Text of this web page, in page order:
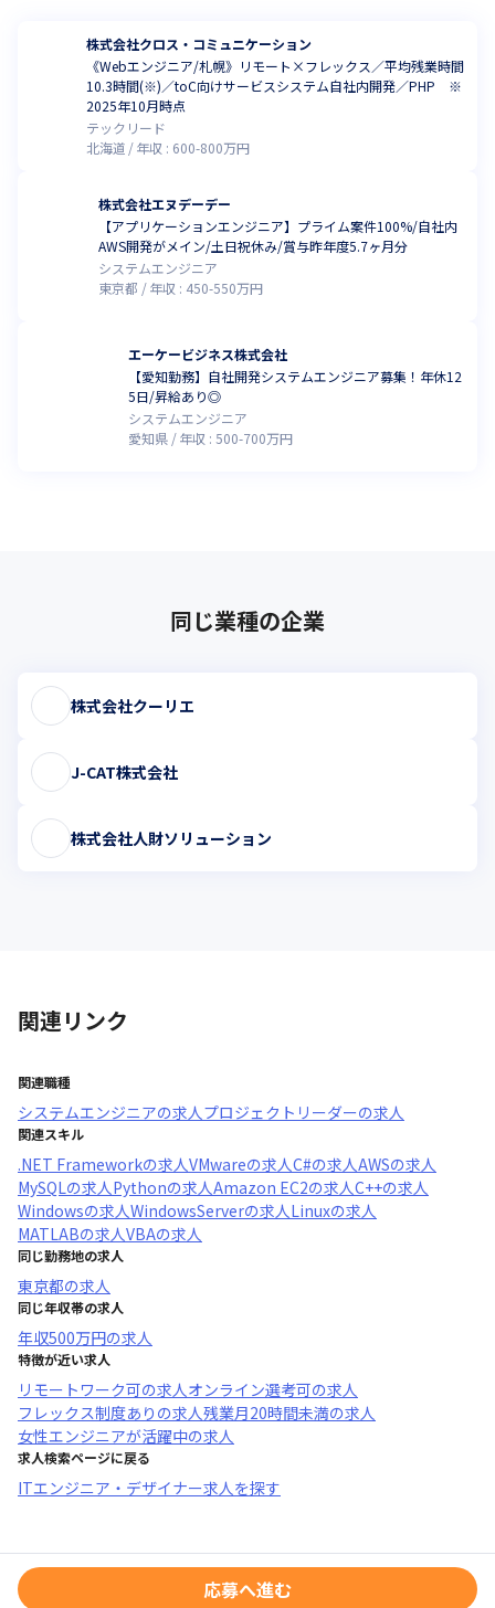
株式会社クロス・コミュニケーション
《Webエンジニア/札幌》リモート×フレックス／平均残業時間
10.3時間(※)／toC向けサービスシステム自社内開発／PHP ※
2025年10月時点
テックリード
北海道
年収 : 600-800万円
株式会社エヌデーデー
【アプリケーションエンジニア】プライム案件100%/自社内
AWS開発がメイン/土日祝休み/賞与昨年度5.7ヶ月分
システムエンジニア
東京都
年収 : 450-550万円
エーケービジネス株式会社
【愛知勤務】自社開発システムエンジニア募集！年休12
5日/昇給あり◎
システムエンジニア
愛知県
年収 : 500-700万円
同じ業種の企業
株式会社クーリエ
J-CAT株式会社
株式会社人財ソリューション
関連リンク
関連職種
システムエンジニアの求人プロジェクトリーダーの求人
関連スキル
.NET Frameworkの求人VMwareの求人C#の求人AWSの求人
MySQLの求人Pythonの求人Amazon EC2の求人C++の求人
Windowsの求人WindowsServerの求人Linuxの求人
MATLABの求人VBAの求人
同じ勤務地の求人
東京都の求人
同じ年収帯の求人
年収500万円の求人
特徴が近い求人
リモートワーク可の求人オンライン選考可の求人
フレックス制度あり の求人残業月20時間未満の求人
女性エンジニアが活躍中の求人
求人検索ページに戻る
ITエンジニア・デザイナー求人を探す
応募へ進む